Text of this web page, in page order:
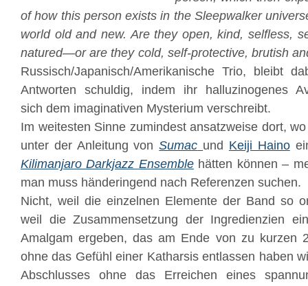
of how this person exists in the Sleepwalker
world old and new. Are they open, kind, selfless,
natured—or are they cold, self-protective, brutish
Russisch/Japanisch/Amerikanische Trio, bleibt
Antworten schuldig, indem ihr halluzinogenes
sich dem imaginativen Mysterium verschreibt.
Im weitesten Sinne zumindest ansatzweise dort,
unter der Anleitung vonSumac und Keiji Haino
Kilimanjaro Darkjazz Ensemblehätten können –
man muss händeringend nach Referenzen suchen.
Nicht, weil die einzelnen Elemente der Band so
weil die Zusammensetzung der Ingredienzien
Amalgam ergeben, das am Ende von zu kurzen
ohne das Gefühl einer Katharsis entlassen haben
Abschlusses ohne das Erreichen eines